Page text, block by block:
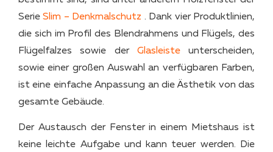
SerieSlim – Denkmalschutz . Dank vier Produktlinien,
die sich im Profil des Blendrahmens und Flügels, des
Flügelfalzes sowie der Glasleisteunterscheiden,
sowie einer großen Auswahl an verfügbaren Farben,
ist eine einfache Anpassung an die Ästhetik von das
gesamte Gebäude.
Der Austausch der Fenster in einem Mietshaus ist
keine leichte Aufgabe und kann teuer werden. Die